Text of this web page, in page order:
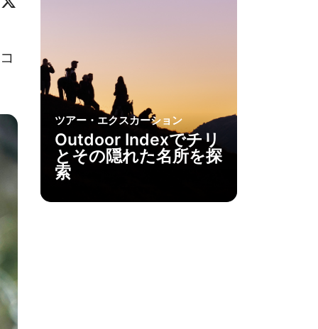
X
ツアー・エクスカーション
Outdoor Indexでチリ
とその隠れた名所を探
索